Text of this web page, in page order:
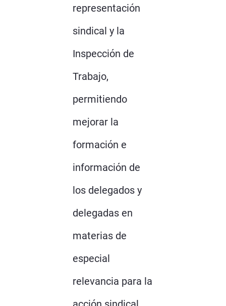
representación
sindical y la
Inspección de
Trabajo,
permitiendo
mejorar la
formación e
información de
los delegados y
delegadas en
materias de
especial
relevancia para la